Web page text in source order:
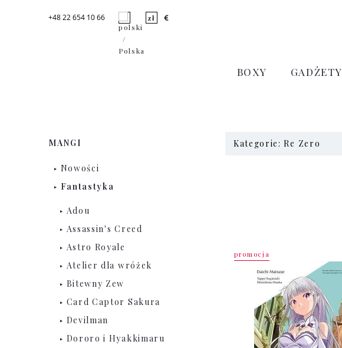
+48 22 654 10 66
BOXY GADŻETY
MANGI
Nowości
Fantastyka
Adou
Assassin's Creed
Astro Royale
Atelier dla wróżek
Bitewny Zew
Card Captor Sakura
Devilman
Dororo i Hyakkimaru
Kategorie: Re Zero
promocja